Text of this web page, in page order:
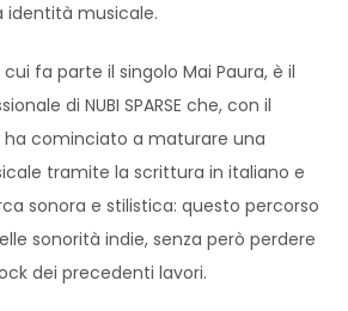
musicale.
cui fa parte il singolo Mai Paura, è il
di NUBI SPARSE che, con il
ha cominciato a maturare una
tramite la scrittura in italiano e
sonora e stilistica: questo percorso
sonorità indie, senza però perdere
dei precedenti lavori.